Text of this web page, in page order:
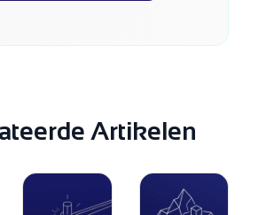
Artikelen